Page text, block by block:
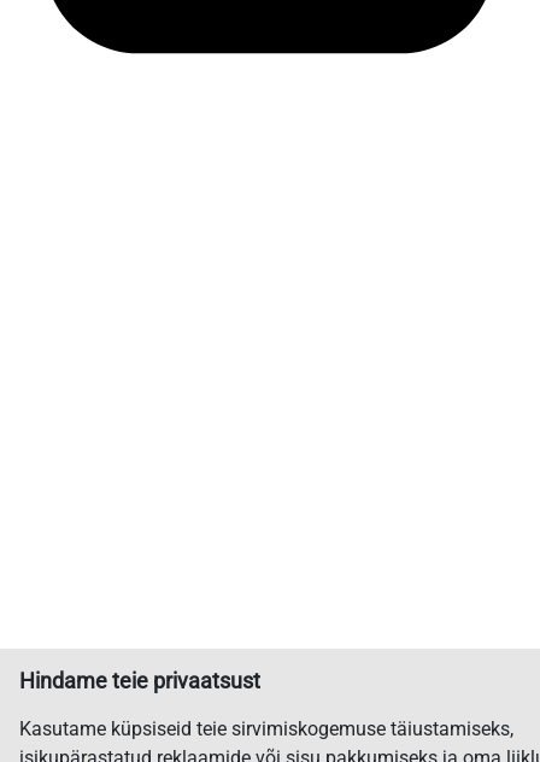
Hindame teie privaatsust
Kasutame küpsiseid teie sirvimiskogemuse täiustamiseks,